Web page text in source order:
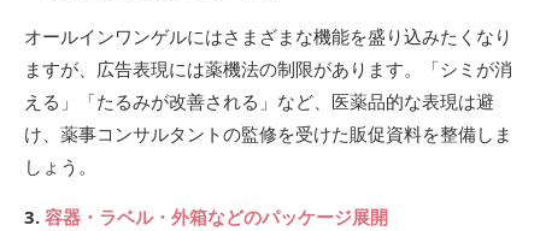
オールインワンゲルにはさまざまな機能を盛り込みたくなり
ますが、広告表現には薬機法の制限があります。「シミが消
える」「たるみが改善される」など、医薬品的な表現は避
け、薬事コンサルタントの監修を受けた販促資料を整備しま
しょう。
3. 容器・ラベル・外箱などのパッケージ展開